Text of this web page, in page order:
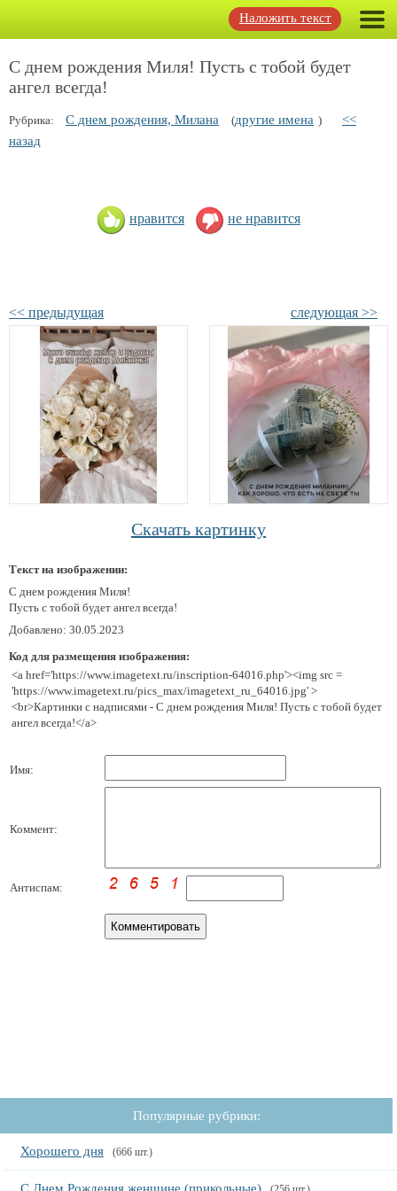
Наложить текст
С днем рождения Миля! Пусть с тобой будет
ангел всегда!
Рубрика: С днем рождения, Милана (другие имена )
<<
назад
нравится не нравится
<< предыдущая следующая >>
Скачать картинку
Текст на изображении:
С днем рождения Миля!
Пусть с тобой будет ангел всегда!
Добавлено: 30.05.2023
Код для размещения изображения:
<a href='https://www.imagetext.ru/inscription-64016.php'><img src =
'https://www.imagetext.ru/pics_max/imagetext_ru_64016.jpg' >
<br>Картинки с надписями - С днем рождения Миля! Пусть с тобой будет
ангел всегда!</a>
Имя:
Коммент:
Антиспам:
Популярные рубрики:
Хорошего дня (666 шт.)